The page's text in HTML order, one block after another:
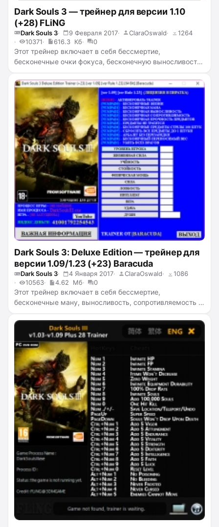
Dark Souls 3 — трейнер для версии 1.10
(+28) FLiNG
Dark Souls 3 9 Февраля 2017 ClaraOswald
1264
10371
616.3 Кб 0
Этот трейнер включает в себя бессмертие,
бесконечные очки фокуса, бесконечную выносливость,
бесконечные души, убийство с одного удара, 100%-ное
выпадание трофеев с противников, телепортацию,
супер скорость, добавление очков к жизненной силе,
учёности, стойкости, физической мощи, силе, ловкости,
интеллекту, вере, удаче и другое.
Dark Souls 3: Deluxe Edition — трейнер для
версии 1.09/1.23 (+23) Baracuda
Dark Souls 3 4 Января 2017 ClaraOswald
1086
10563
4.62 Мб 0
Этот трейнер включает в себя бессмертие,
бесконечные ману, выносливость, сопротивляемость и
бесконечные предметы, стрелы и переносимый вес,
отсутствие перезарядки у арбалета, сброс предметов
до 1 штуки, возможность убить сразу всех врагов,
установить значение следующих показателей: уровень
игрока, жизненная сила, учёность, стойкость,
физическая мощь, сила, ловкость, интеллект, вера,
удача, души.